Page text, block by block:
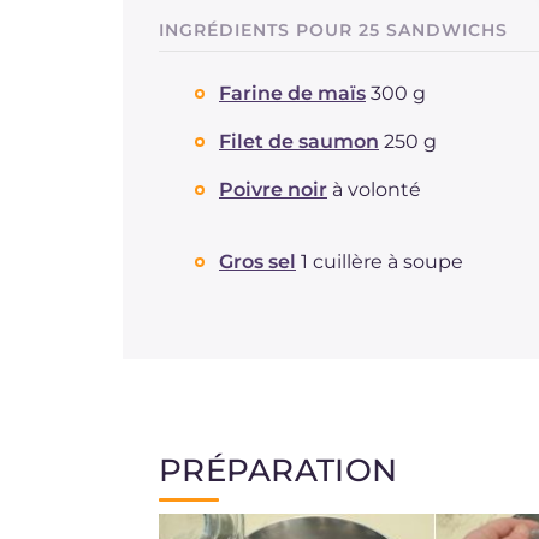
INGRÉDIENTS POUR 25 SANDWICHS
Farine de maïs 300 g
Filet de saumon 250 g
Poivre noir à volonté
Gros sel 1 cuillère à soupe
PRÉPARATION